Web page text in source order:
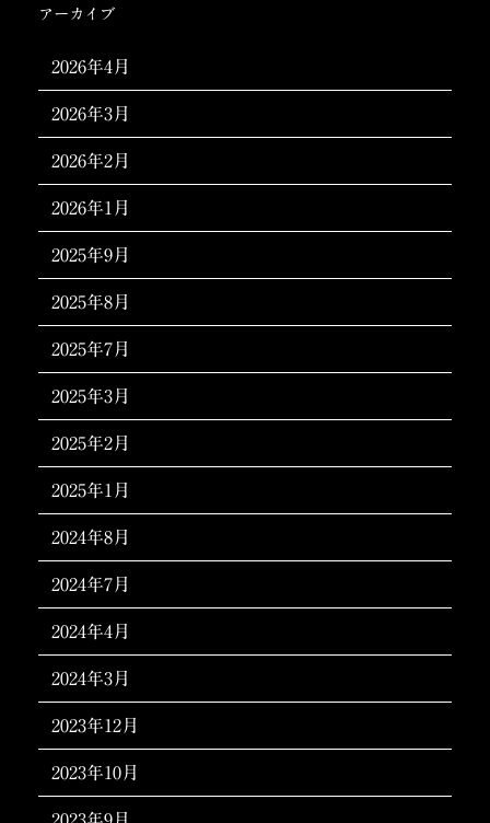
アーカイブ
2026年4月
2026年3月
2026年2月
2026年1月
2025年9月
2025年8月
2025年7月
2025年3月
2025年2月
2025年1月
2024年8月
2024年7月
2024年4月
2024年3月
2023年12月
2023年10月